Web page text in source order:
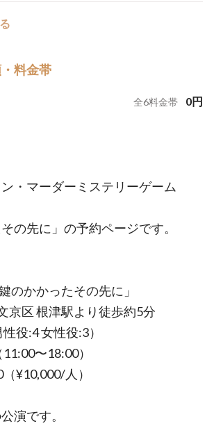
料金帯
全6料金帯 0円
・マーダーミステリーゲーム
の先に」の予約ページです。
のかかったその先に」
京区 根津駅より徒歩約5分
役:4 女性役:3）
〜18:00）
¥10,000/人）
です。